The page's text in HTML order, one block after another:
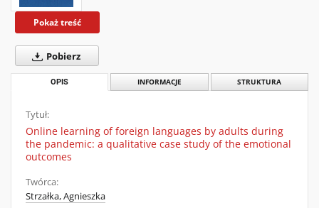
Pokaż treść
Pobierz
OPIS INFORMACJE STRUKTURA
Tytuł:
Online learning of foreign languages by adults during
the pandemic: a qualitative case study of the emotional
outcomes
Twórca:
Strzałka, Agnieszka